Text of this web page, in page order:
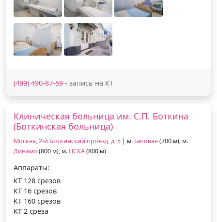
(499) 490-87-59 - запись на КТ
Клиническая больница им. С.П. Боткина
(Боткинская больница)
Москва, 2-й Боткинский проезд, д. 5 | м. Беговая (700 м), м.
Динамо (800 м), м. ЦСКА(800 м)
Аппараты:
КТ 128 срезов
КТ 16 срезов
КТ 160 срезов
КТ 2 среза